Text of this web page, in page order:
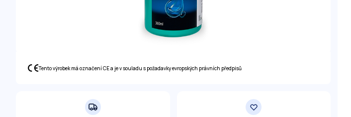
Tento výrobek má označení CE a je v souladu s požadavky evropských právních předpisů